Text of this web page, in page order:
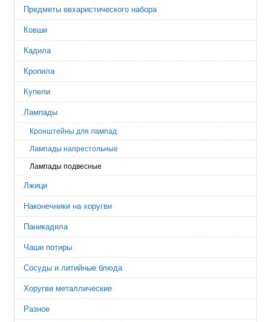
Предметы евхаристического набора
Ковши
Кадила
Кропила
Купели
Лампады
Кронштейны для лампад
Лампады напрестольные
Лампады подвесные
Лжици
Наконечники на хоругви
Паникадила
Чаши потиры
Сосуды и литийные блюда
Хоругви металлические
Разное